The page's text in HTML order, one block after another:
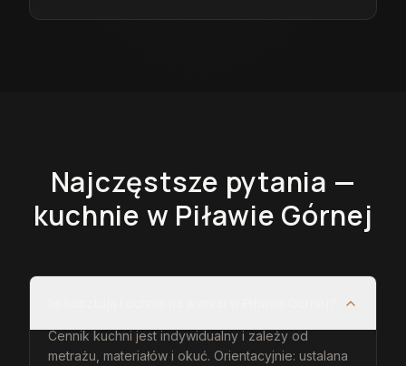
Najczęstsze pytania —
kuchnie w Piławie Górnej
Cennik kuchni jest indywidualny i zależy od
metrażu, materiałów i okuć. Orientacyjnie: ustalana